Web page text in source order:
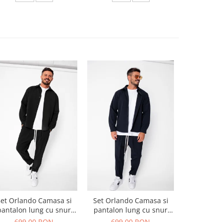
Orlando Camasa si
lung cu snur
Premium Black
Set Orlando Camasa si
pantalon lung cu snur
Premium Navy